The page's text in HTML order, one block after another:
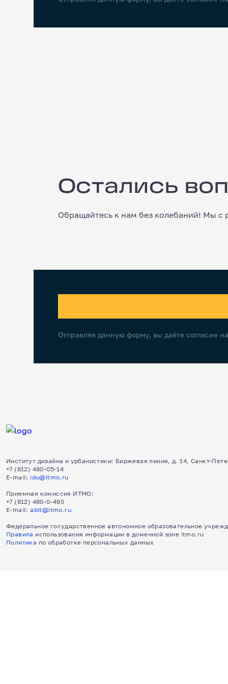
Остались
Обращайтесь к нам без колебаний! Мы
Отправляя данную форму, вы даёте согласие
Институт дизайна и урбанистики: Биржевая линия, д. 14, Санкт-
+7 (812) 480-05-14
E-mail: idu@itmo.ru
Приемная комиссия ИТМО:
+7 (812) 480-0-480
E-mail:abit@itmo.ru
Федеральное государственное автономное образовательное
Правила использования информации в доменной зоне itmo.ru
Политика по обработке персональных данных